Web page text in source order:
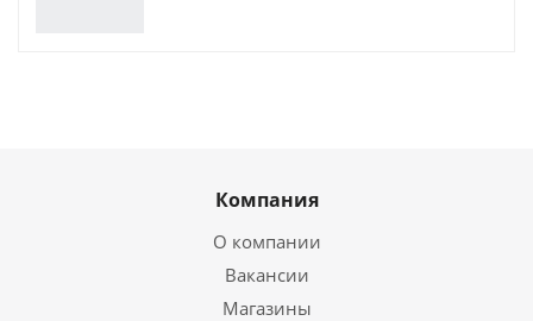
Компания
О компании
Вакансии
Магазины